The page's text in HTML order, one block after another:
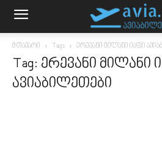
მთავარი Tags ერევანი მილანი იაფი
Tag: ერევანი მილანი
ავიაბილეთები